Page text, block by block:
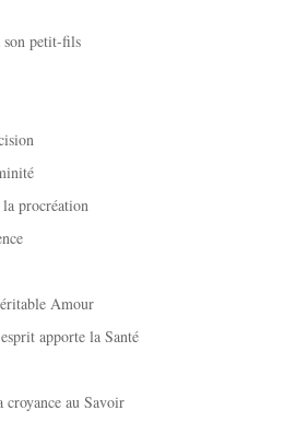
son petit-fils
procréation
Amour
apporte la Santé
au Savoir